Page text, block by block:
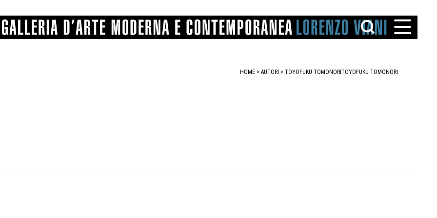
PROVENIENZE VARIE
HOME > AUTORI > TOYOFUKU TOMONORI TOYOFUKU TOMONORI